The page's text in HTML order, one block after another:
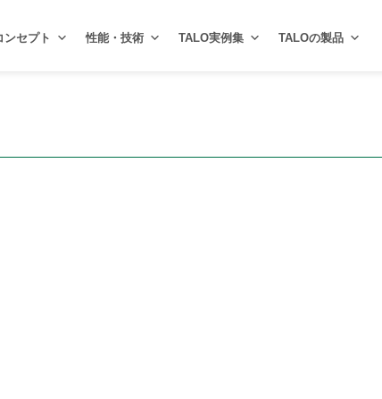
ンセプト 性能・技術 TALO実例集 TALOの製品